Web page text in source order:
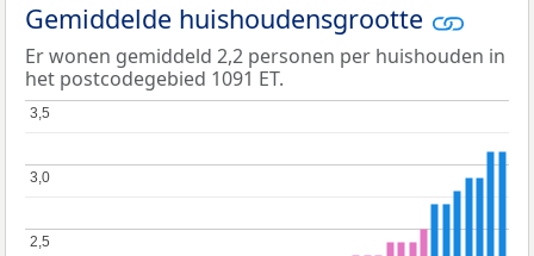
Gemiddelde huishoudensgrootte
Er wonen gemiddeld 2,2 personen per huishouden in
het postcodegebied 1091 ET.
2,5
2,5
3,0
3,0
3,5
3,5